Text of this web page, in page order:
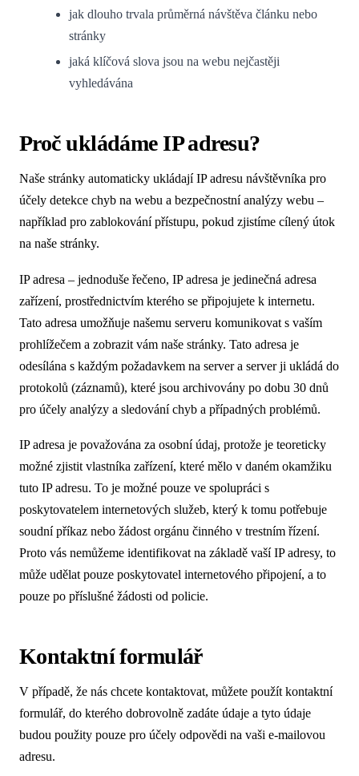
jak dlouho trvala průměrná návštěva článku nebo
stránky
jaká klíčová slova jsou na webu nejčastěji
vyhledávána
Proč ukládáme IP adresu?
Naše stránky automaticky ukládají IP adresu návštěvníka pro
účely detekce chyb na webu a bezpečnostní analýzy webu –
například pro zablokování přístupu, pokud zjistíme cílený útok
na naše stránky.
IP adresa – jednoduše řečeno, IP adresa je jedinečná adresa
zařízení, prostřednictvím kterého se připojujete k internetu.
Tato adresa umožňuje našemu serveru komunikovat s vaším
prohlížečem a zobrazit vám naše stránky. Tato adresa je
odesílána s každým požadavkem na server a server ji ukládá do
protokolů (záznamů), které jsou archivovány po dobu 30 dnů
pro účely analýzy a sledování chyb a případných problémů.
IP adresa je považována za osobní údaj, protože je teoreticky
možné zjistit vlastníka zařízení, které mělo v daném okamžiku
tuto IP adresu. To je možné pouze ve spolupráci s
poskytovatelem internetových služeb, který k tomu potřebuje
soudní příkaz nebo žádost orgánu činného v trestním řízení.
Proto vás nemůžeme identifikovat na základě vaší IP adresy, to
může udělat pouze poskytovatel internetového připojení, a to
pouze po příslušné žádosti od policie.
Kontaktní formulář
V případě, že nás chcete kontaktovat, můžete použít kontaktní
formulář, do kterého dobrovolně zadáte údaje a tyto údaje
budou použity pouze pro účely odpovědi na vaši e-mailovou
adresu.